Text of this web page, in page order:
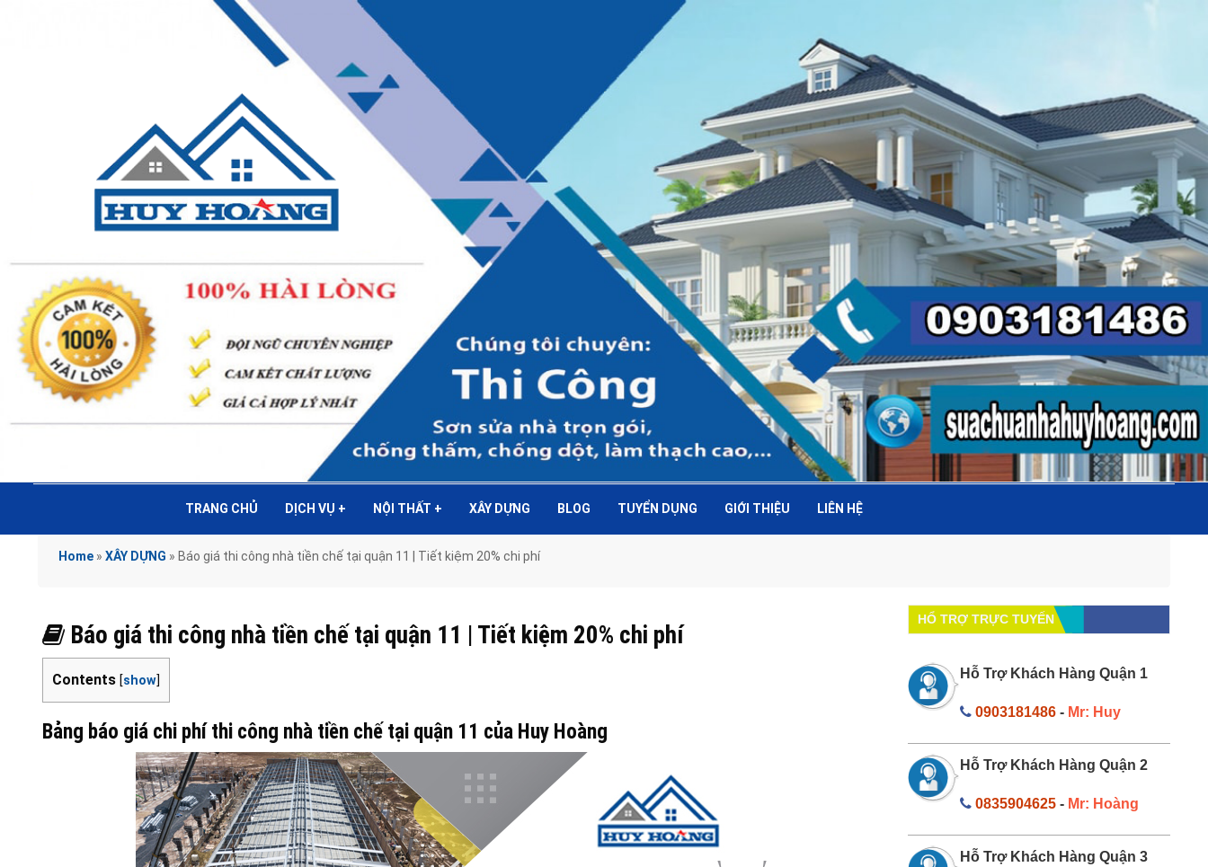
TRANG CHỦ DỊCH VỤ + NỘI THẤT + XÂY DỰNG BLOG TUYỂN DỤNG GIỚI THIỆU LIÊN HỆ
Home » XÂY DỰNG » Báo giá thi công nhà tiền chế tại quận 11 | Tiết kiệm 20% chi phí
Báo giá thi công nhà tiền chế tại quận 11 | Tiết kiệm 20% chi phí
Contents [show]
Bảng báo giá chi phí thi công nhà tiền chế tại quận 11 của Huy Hoàng
HỔ TRỢ TRỰC TUYẾN
Hỗ Trợ Khách Hàng Quận 1
0903181486 - Mr: Huy
Hỗ Trợ Khách Hàng Quận 2
0835904625 - Mr: Hoàng
Hỗ Trợ Khách Hàng Quận 3